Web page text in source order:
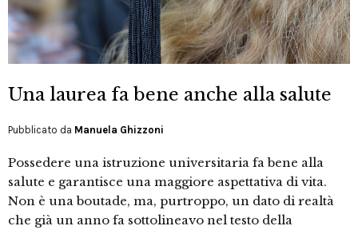
Una laurea fa bene anche alla salute
Pubblicato da Manuela Ghizzoni
Possedere una istruzione universitaria fa bene alla
salute e garantisce una maggiore aspettativa di vita.
Non è una boutade, ma, purtroppo, un dato di realtà
che già un anno fa sottolineavo nel testo della